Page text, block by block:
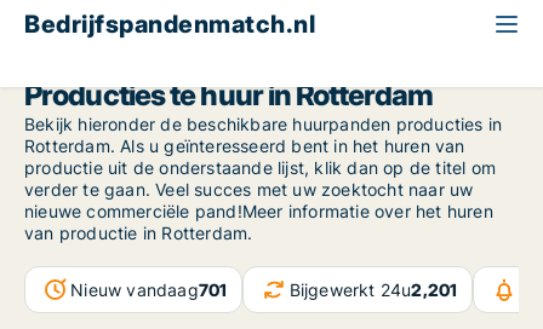
Bedrijfspandenmatch.nl
Producties te huur in Rotterdam
Bekijk hieronder de beschikbare huurpanden producties in
Rotterdam. Als u geïnteresseerd bent in het huren van
productie uit de onderstaande lijst, klik dan op de titel om
verder te gaan. Veel succes met uw zoektocht naar uw
nieuwe commerciële pand!Meer informatie over het huren
van productie in Rotterdam.
Nieuw vandaag701 Bijgewerkt 24u2,201